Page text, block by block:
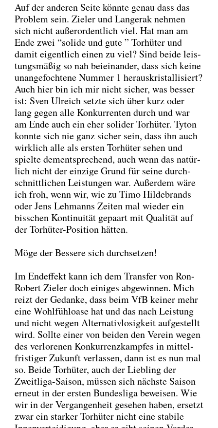
Auf der ande­ren Sei­te könn­te genau dass das
Pro­blem sein. Zie­l­er und Lan­ge­rak neh­men
sich nicht außer­or­dent­lich viel. Hat man am
Ende zwei “soli­de und gute ” Tor­hü­ter und
damit eigent­lich einen zu viel? Sind bei­de leis­
tungs­mä­ßig so nah bei­ein­an­der, dass sich kei­ne
unan­ge­foch­te­ne Num­mer 1 her­aus­kris­tal­li­siert?
Auch hier bin ich mir nicht sicher, was bes­ser
ist: Sven Ulreich setz­te sich über kurz oder
lang gegen alle Kon­kur­ren­ten durch und war
am Ende auch ein eher soli­der Tor­hü­ter. Tyton
konn­te sich nie ganz sicher sein, dass ihn auch
wirk­lich alle als ers­ten Tor­hü­ter sehen und
spiel­te dem­entspre­chend, auch wenn das natür­
lich nicht der ein­zi­ge Grund für sei­ne durch­
schnitt­li­chen Leis­tun­gen war. Außer­dem wäre
ich froh, wenn wir, wie zu Timo Hil­de­brands
oder Jens Leh­manns Zei­ten mal wie­der ein
biss­chen Kon­ti­nui­tät gepaart mit Qua­li­tät auf
der Tor­hü­ter-Posi­ti­on hät­ten.
Möge der Bes­se­re sich durch­set­zen!
Im End­ef­fekt kann ich dem Trans­fer von Ron-
Robert Zie­l­er doch eini­ges abge­win­nen. Mich
reizt der Gedan­ke, dass beim VfB kei­ner mehr
eine Wohl­fühl­oa­se hat und das nach Leis­tung
und nicht wegen Alter­na­tiv­lo­sig­keit auf­ge­stellt
wird. Soll­te einer von bei­den den Ver­ein wegen
des ver­lo­re­nen Kon­kur­renz­kamp­fes in mit­tel­
fris­ti­ger Zukunft ver­las­sen, dann ist es nun mal
so. Bei­de Tor­hü­ter, auch der Lieb­ling der
Zweit­li­ga-Sai­son, müs­sen sich nächs­te Sai­son
erneut in der ers­ten Bun­des­li­ga bewei­sen. Wie
wir in der Ver­gan­gen­heit gese­hen haben, ersetzt
zwar ein star­ker Tor­hü­ter nicht eine sta­bi­le